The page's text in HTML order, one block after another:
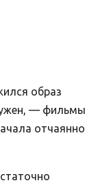
образ
— фильмы
отчаянно